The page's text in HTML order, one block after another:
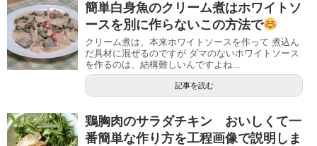
簡単白身魚のクリーム煮はホワイトソ
ースを別に作らないこの方法で
クリーム煮は、本来ホワイトソースを作って 煮込ん
だ具材に混ぜるのですが ダマのないホワイトソース
を作るのは、結構難しいんですよね...
記事を読む
鶏胸肉のサラダチキン おいしくて一
番簡単な作り方を工程画像で説明しま